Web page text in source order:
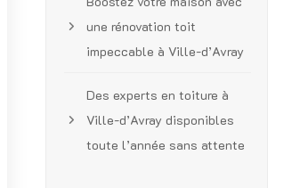
une rénovation toit
impeccable à Ville-d’Avray
Des experts en toiture à
Ville-d’Avray disponibles
toute l’année sans attente